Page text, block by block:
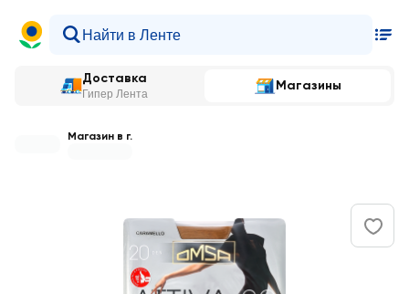
Доставка
Гипер Лента
Магазины
Магазин в г.